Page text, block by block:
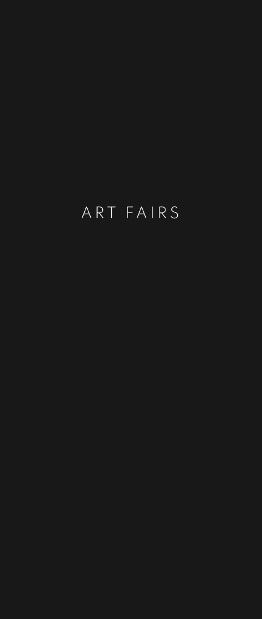
ART FAIRS